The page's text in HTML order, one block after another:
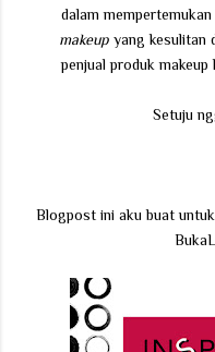
dalam
makeupyang kesulitan
penjual produk makeup
Setuju
Blogpost ini aku buat